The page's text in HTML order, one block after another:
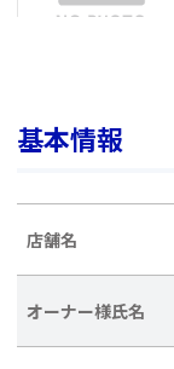
基本情報
店舗名
オーナー様氏名